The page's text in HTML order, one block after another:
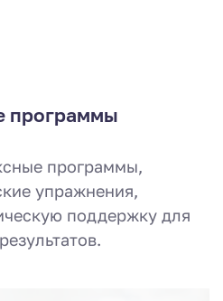
программы
программы,
упражнения,
поддержку для